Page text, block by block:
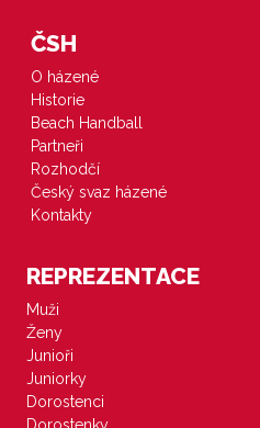
ČSH
O házené
Historie
Beach Handball
Partneři
Rozhodčí
Český svaz házené
Kontakty
REPREZENTACE
Muži
Ženy
Junioři
Juniorky
Dorostenci